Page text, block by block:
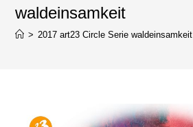
waldeinsamkeit
> 2017 art23 Circle Serie waldeinsamkeit